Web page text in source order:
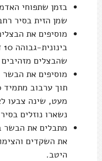
בזמן שתפוחי
שמן הזית בסיר
מוסיפים את
שהבצלים מזהיבים
מוסיפים את הבשר
מעט, שינה צבעו
נשארו נוזלים
מתבלים את הבשר
את השקדים
היטב.